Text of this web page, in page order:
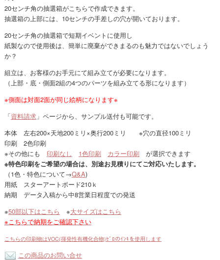
20センチ角の抽選箱がこちらで作成できます。
抽選箱の上部には、10センチの手差しの穴が開いております。
20センチ角の抽選箱で短期イベントに使用し
紙製なので使用後は、簡単に廃棄ができまるのも魅力ではないでしょう
か？
組立は、お客様のお手元にて組み立てが必要になります。
（上部・底・側面2組の4つのパーツを組み立てる形になります）
※側面は対面2面が同じ絵柄になります※
「資料請求」ページから、サンプル送付も可能です。
本体 左右200×天地200ミリ×奥行200ミリ ※穴の直径100ミリ
印刷 2色印刷
※その他にも 印刷なし 1色印刷 カラー印刷が選択できます
※特色印刷をご希望の場合は、別途お見積りにてご対応いたします。
（1色・特色について→Q&A)
用紙 スターアートボード210ｋ
納期 データ入稿から中8営業日程度での発送
※50部以下はこちら ※大サイズはこちら
※こちらで納期をご確認下さい
こちらの印刷物はVOC(揮発性有機化合物)ｾﾞﾛのｲﾝｷを使用します
この商品のお問い合せ